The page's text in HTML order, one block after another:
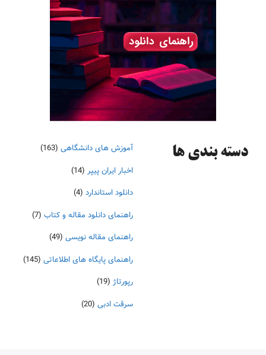
دسته‌ بندی ها آموزش های دانشگاهی (163)
اخبار ایران پیپر (14)
دانلود استاندارد (4)
راهنمای دانلود مقاله و کتاب (7)
راهنمای مقاله نویسی (49)
راهنمای پایگاه های اطلاعاتی (145)
رپورتاژ (19)
سرقت ادبی (20)